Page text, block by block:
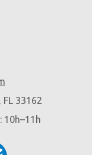
33162
10h–11h